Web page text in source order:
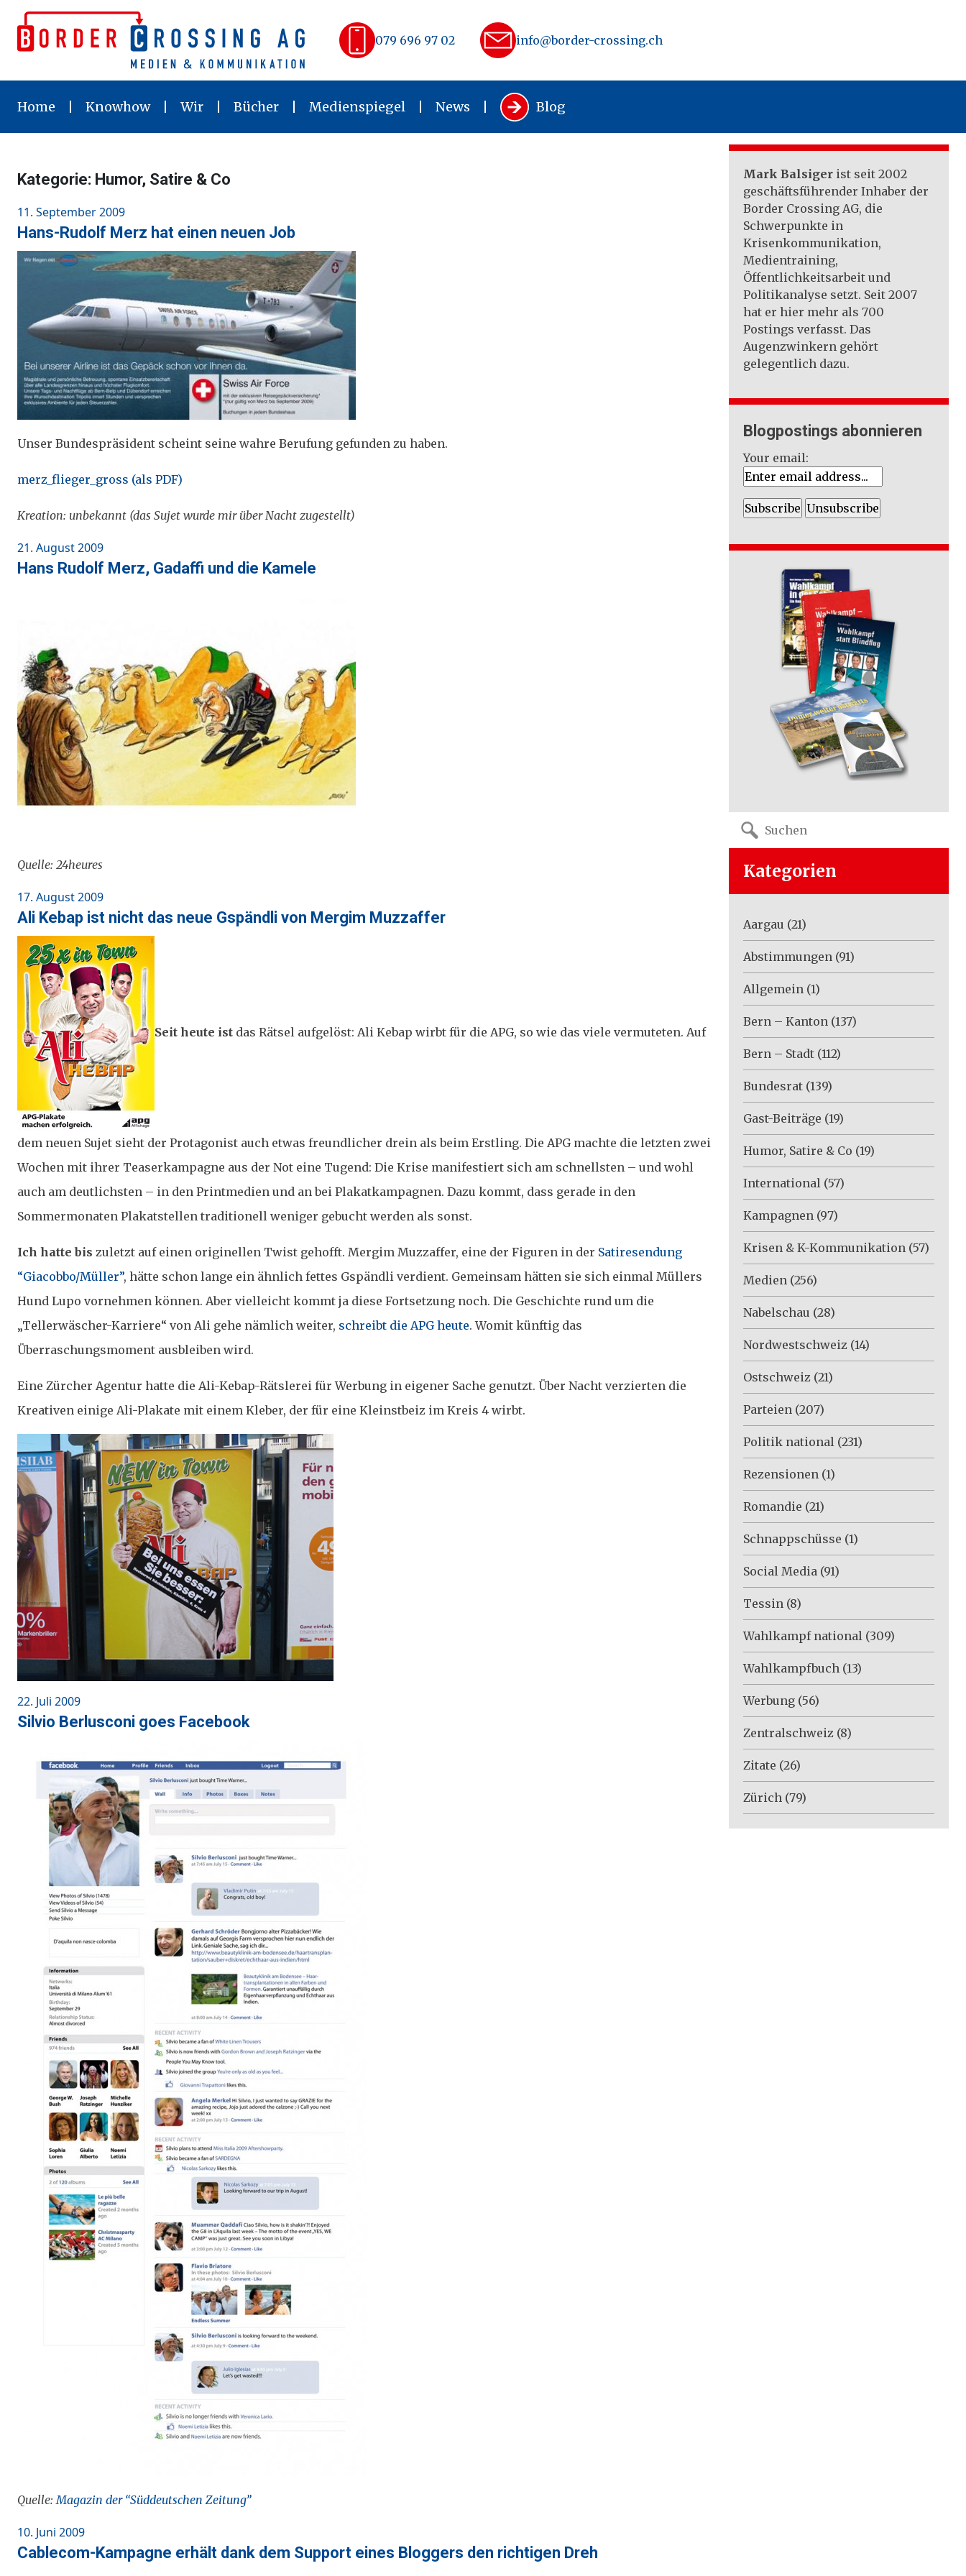
content
079 696 97 02 info@border-crossing.ch
Home Knowhow Wir Bücher Medienspiegel News Blog
Kategorie: Humor, Satire & Co
Posted
on
11. September 2009
Hans-Rudolf Merz hat einen neuen Job
Unser Bundespräsident scheint seine wahre Berufung gefunden zu haben.
merz_flieger_gross (als PDF)
Kreation: unbekannt (das Sujet wurde mir über Nacht zugestellt)
Posted
on
21. August 2009
Hans Rudolf Merz, Gadaffi und die Kamele
Quelle: 24heures
Posted
on
17. August 2009
Ali Kebap ist nicht das neue Gspändli von Mergim Muzzaffer
Seit heute ist das Rätsel aufgelöst: Ali Kebap wirbt für die APG, so wie das viele vermuteten. Auf
dem neuen Sujet sieht der Protagonist auch etwas freundlicher drein als beim Erstling. Die APG machte die letzten zwei
Wochen mit ihrer Teaserkampagne aus der Not eine Tugend: Die Krise manifestiert sich am schnellsten – und wohl
auch am deutlichsten – in den Printmedien und an bei Plakatkampagnen. Dazu kommt, dass gerade in den
Sommermonaten Plakatstellen traditionell weniger gebucht werden als sonst.
Ich hatte bis zuletzt auf einen originellen Twist gehofft. Mergim Muzzaffer, eine der Figuren in der Satiresendung
“Giacobbo/Müller”, hätte schon lange ein ähnlich fettes Gspändli verdient. Gemeinsam hätten sie sich einmal Müllers
Hund Lupo vornehmen können. Aber vielleicht kommt ja diese Fortsetzung noch. Die Geschichte rund um die
„Tellerwäscher-Karriere“ von Ali gehe nämlich weiter, schreibt die APG heute. Womit künftig das
Überraschungsmoment ausbleiben wird.
Eine Zürcher Agentur hatte die Ali-Kebap-Rätslerei für Werbung in eigener Sache genutzt. Über Nacht verzierten die
Kreativen einige Ali-Plakate mit einem Kleber, der für eine Kleinstbeiz im Kreis 4 wirbt.
Posted
on
22. Juli 2009
Silvio Berlusconi goes Facebook
Quelle:Magazin der “Süddeutschen Zeitung”
Posted
on
10. Juni 2009
Cablecom-Kampagne erhält dank dem Support eines Bloggers den richtigen Dreh
Mark Balsiger ist seit 2002
geschäftsführender Inhaber der
Border Crossing AG, die
Schwerpunkte in
Krisenkommunikation,
Medientraining,
Öffentlichkeitsarbeit und
Politikanalyse setzt. Seit 2007
hat er hier mehr als 700
Postings verfasst. Das
Augenzwinkern gehört
gelegentlich dazu.
Blogpostings abonnieren
Your email:
Search
for:
Kategorien
Aargau (21)
Abstimmungen (91)
Allgemein (1)
Bern – Kanton (137)
Bern – Stadt (112)
Bundesrat (139)
Gast-Beiträge (19)
Humor, Satire & Co (19)
International (57)
Kampagnen (97)
Krisen & K-Kommunikation (57)
Medien (256)
Nabelschau (28)
Nordwestschweiz (14)
Ostschweiz (21)
Parteien (207)
Politik national (231)
Rezensionen (1)
Romandie (21)
Schnappschüsse (1)
Social Media (91)
Tessin (8)
Wahlkampf national (309)
Wahlkampfbuch (13)
Werbung (56)
Zentralschweiz (8)
Zitate (26)
Zürich (79)